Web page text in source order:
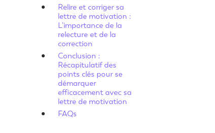
Relire et corriger sa
lettre de motivation :
L'importance de la
relecture et de la
correction
Conclusion :
Récapitulatif des
points clés pour se
démarquer
efficacement avec sa
lettre de motivation
FAQs